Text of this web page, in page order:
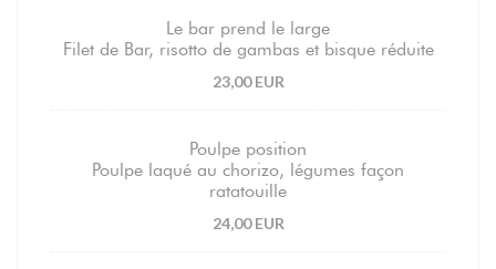
Le bar prend le large
Filet de Bar, risotto de gambas et bisque réduite
23,00 EUR
Poulpe position
Poulpe laqué au chorizo, légumes façon
ratatouille
24,00 EUR